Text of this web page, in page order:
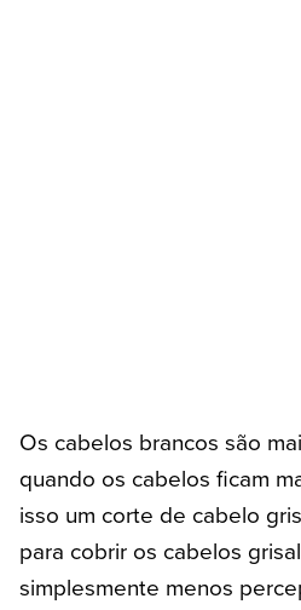
Os cabelos brancos são
quando os cabelos ficam
isso um corte de cabelo
para cobrir os cabelos
simplesmente menos